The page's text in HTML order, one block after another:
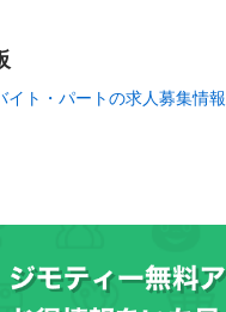
イト・パートの求人募集情報